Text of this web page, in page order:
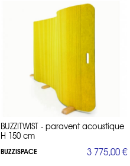
BUZZITWIST - paravent acoustique
H 150 cm
BUZZISPACE 3 775,00 €